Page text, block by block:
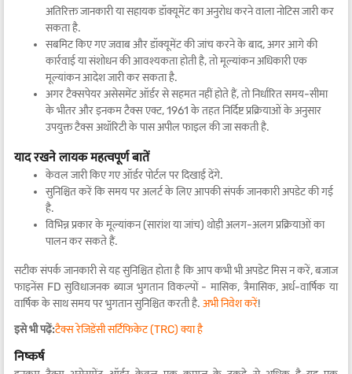
अतिरिक्त जानकारी या सहायक डॉक्यूमेंट का अनुरोध करने वाला नोटिस जारी कर
सकता है.
सबमिट किए गए जवाब और डॉक्यूमेंट की जांच करने के बाद, अगर आगे की
कार्रवाई या संशोधन की आवश्यकता होती है, तो मूल्यांकन अधिकारी एक
मूल्यांकन आदेश जारी कर सकता है.
अगर टैक्सपेयर असेसमेंट ऑर्डर से सहमत नहीं होते हैं, तो निर्धारित समय-सीमा
के भीतर और इनकम टैक्स एक्ट, 1961 के तहत निर्दिष्ट प्रक्रियाओं के अनुसार
उपयुक्त टैक्स अथॉरिटी के पास अपील फाइल की जा सकती है.
याद रखने लायक महत्वपूर्ण बातें
केवल जारी किए गए ऑर्डर पोर्टल पर दिखाई देंगे.
सुनिश्चित करें कि समय पर अलर्ट के लिए आपकी संपर्क जानकारी अपडेट की गई
है.
विभिन्न प्रकार के मूल्यांकन (सारांश या जांच) थोड़ी अलग-अलग प्रक्रियाओं का
पालन कर सकते हैं.
सटीक संपर्क जानकारी से यह सुनिश्चित होता है कि आप कभी भी अपडेट मिस न करें, बजाज
फाइनेंस FD सुविधाजनक ब्याज भुगतान विकल्पों - मासिक, त्रैमासिक, अर्ध-वार्षिक या
वार्षिक के साथ समय पर भुगतान सुनिश्चित करती है. अभी निवेश करें!
इसे भी पढ़ें:टैक्स रेजिडेंसी सर्टिफिकेट (TRC) क्या है
निष्कर्ष